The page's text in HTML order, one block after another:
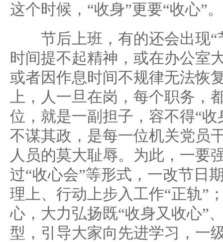
这个时候，“收身”更要“收心”。
节后上班，有的还会出现“
时间提不起精神，或在办公室
或者因作息时间不规律无法恢
上，人一旦在岗，每个职务，
位，就是一副担子，容不得“收
不谋其政，是每一位机关党员
人员的莫大耻辱。为此，一要
过“收心会”等形式，一改节日
理上、行动上步入工作“正轨”
心，大力弘扬既“收身又收心”
型，引导大家向先进学习，一